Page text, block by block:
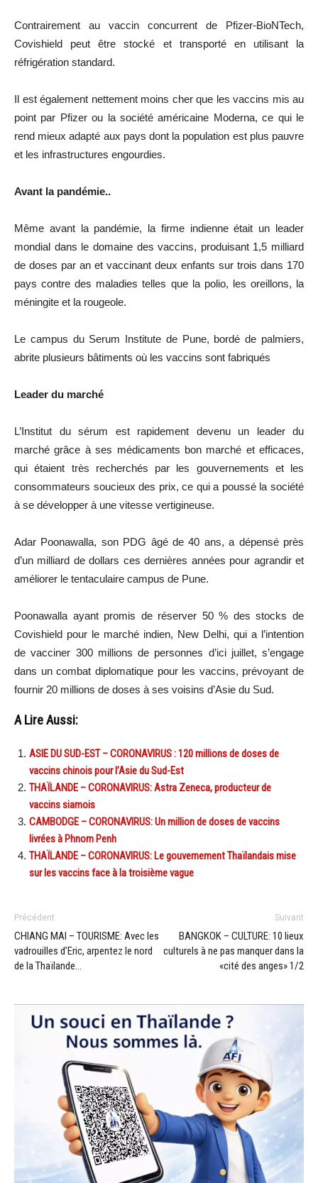
Contrairement au vaccin concurrent de Pfizer-BioNTech,
Covishield peut être stocké et transporté en utilisant la
réfrigération standard.
Il est également nettement moins cher que les vaccins mis au
point par Pfizer ou la société américaine Moderna, ce qui le
rend mieux adapté aux pays dont la population est plus pauvre
et les infrastructures engourdies.
Avant la pandémie..
Même avant la pandémie, la firme indienne était un leader
mondial dans le domaine des vaccins, produisant 1,5 milliard
de doses par an et vaccinant deux enfants sur trois dans 170
pays contre des maladies telles que la polio, les oreillons, la
méningite et la rougeole.
Le campus du Serum Institute de Pune, bordé de palmiers,
abrite plusieurs bâtiments où les vaccins sont fabriqués
Leader du marché
L’Institut du sérum est rapidement devenu un leader du
marché grâce à ses médicaments bon marché et efficaces,
qui étaient très recherchés par les gouvernements et les
consommateurs soucieux des prix, ce qui a poussé la société
à se développer à une vitesse vertigineuse.
Adar Poonawalla, son PDG âgé de 40 ans, a dépensé près
d’un milliard de dollars ces dernières années pour agrandir et
améliorer le tentaculaire campus de Pune.
Poonawalla ayant promis de réserver 50 % des stocks de
Covishield pour le marché indien, New Delhi, qui a l’intention
de vacciner 300 millions de personnes d’ici juillet, s’engage
dans un combat diplomatique pour les vaccins, prévoyant de
fournir 20 millions de doses à ses voisins d’Asie du Sud.
A Lire Aussi:
ASIE DU SUD-EST – CORONAVIRUS : 120 millions de doses de
vaccins chinois pour l’Asie du Sud-Est
THAÏLANDE – CORONAVIRUS: Astra Zeneca, producteur de
vaccins siamois
CAMBODGE – CORONAVIRUS: Un million de doses de vaccins
livrées à Phnom Penh
THAÏLANDE – CORONAVIRUS: Le gouvernement Thaïlandais mise
sur les vaccins face à la troisième vague
Précédent
CHIANG MAI – TOURISME: Avec les
vadrouilles d’Eric, arpentez le nord
de la Thaïlande…
Suivant
BANGKOK – CULTURE: 10 lieux
culturels à ne pas manquer dans la
«cité des anges» 1/2